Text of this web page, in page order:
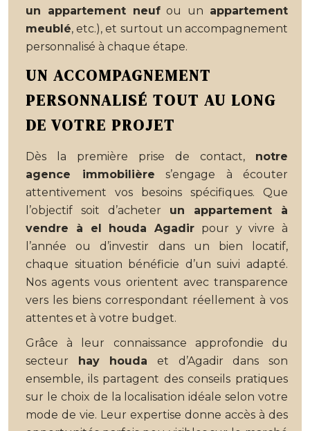
un appartement neufou un appartement
meublé, etc.), et surtout un accompagnement
personnalisé à chaque étape.
UN ACCOMPAGNEMENT
PERSONNALISÉ TOUT AU LONG
DE VOTRE PROJET
Dès la première prise de contact, notre
agence immobilière s’engage à écouter
attentivement vos besoins spécifiques. Que
l’objectif soit d’acheter un appartement à
vendre à el houda Agadir pour y vivre à
l’année ou d’investir dans un bien locatif,
chaque situation bénéficie d’un suivi adapté.
Nos agents vous orientent avec transparence
vers les biens correspondant réellement à vos
attentes et à votre budget.
Grâce à leur connaissance approfondie du
secteur hay houda et d’Agadir dans son
ensemble, ils partagent des conseils pratiques
sur le choix de la localisation idéale selon votre
mode de vie. Leur expertise donne accès à des